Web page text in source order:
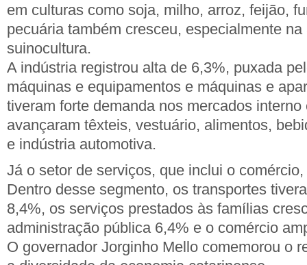
em culturas como soja, milho, arroz, feijão,
pecuária também cresceu, especialmente
suinocultura.
A indústria registrou alta de 6,3%, puxada
máquinas e equipamentos e máquinas e
tiveram forte demanda nos mercados interno
avançaram têxteis, vestuário, alimentos,
e indústria automotiva.
Já o setor de serviços, que inclui o
Dentro desse segmento, os transportes
8,4%, os serviços prestados às famílias
administração pública 6,4% e o comércio
O governador Jorginho Mello comemorou o